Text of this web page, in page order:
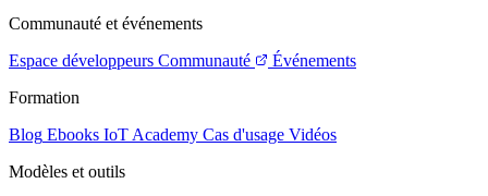
Communauté et événements
Espace développeurs Communauté
Événements
Formation
Blog Ebooks IoT Academy Cas d'usage Vidéos
Modèles et outils